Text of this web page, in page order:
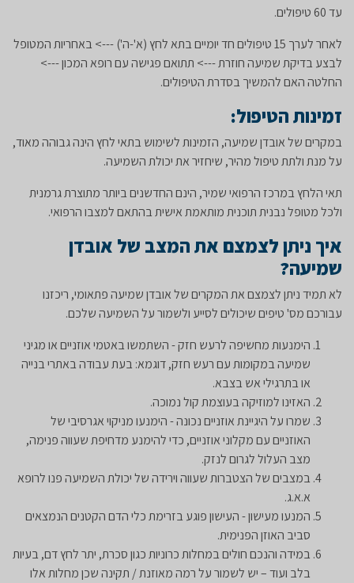
עד 60 טיפולים.
לאחר לערך 15 טיפולים חד יומיים בתא לחץ (א'-ה') ---> באחריות המטופל
לבצע בדיקת שמיעה חוזרת ---> תתואם פגישה עם רופא המכון --->
החלטה האם להמשיך בסדרת הטיפולים.
זמינותהטיפול:
במקרים של אובדן שמיעה, הזמינות לשימוש בתאי לחץ הינה גבוהה מאוד,
על מנת ולתת טיפול מהיר, שיחזיר את יכולת השמיעה.
תאי הלחץ במרכז הרפואי שמיר, הינם החדשנים ביותר מתוצרת גרמנית
ולכל מטופל נבנית תוכנית מותאמת אישית בהתאם למצבו הרפואי.
איך ניתן לצמצם את המצב של אובדן
שמיעה?
לא תמיד ניתן לצמצם את המקרים של אובדן שמיעה פתאומי, ריכזנו
עבורכם מס' טיפים שיכולים לסייע ולשמור על השמיעה שלכם.
הימנעות מחשיפה לרעש חזק - השתמשו באטמי אוזניים או מגיני
שמיעה במקומות עם רעש חזק, דוגמא: בעת עבודה באתרי בנייה
או בתרגילי אש בצבא.
האזינו למוזיקה בעוצמת קול נמוכה.
שמרו על היגיינת אוזניים נכונה - הימנעו מניקוי אגרסיבי של
האוזניים עם מקלוני אוזניים, כדי להימנע מדחיפת שעווה פנימה,
מצב העלול לגרום לנזק.
במצבים של הצטברות שעווה וירידה של יכולת השמיעה פנו לרופא
א.א.ג.
המנעו מעישון - העישון פוגע בזרימת כלי הדם הקטנים הנמצאים
סביב האוזן הפנימית.
במידה והנכם חולים במחלות כרוניות כגון סכרת, יתר לחץ דם, בעיות
בלב ועוד – יש לשמור על רמה מאוזנת / תקינה שכן מחלות אלו